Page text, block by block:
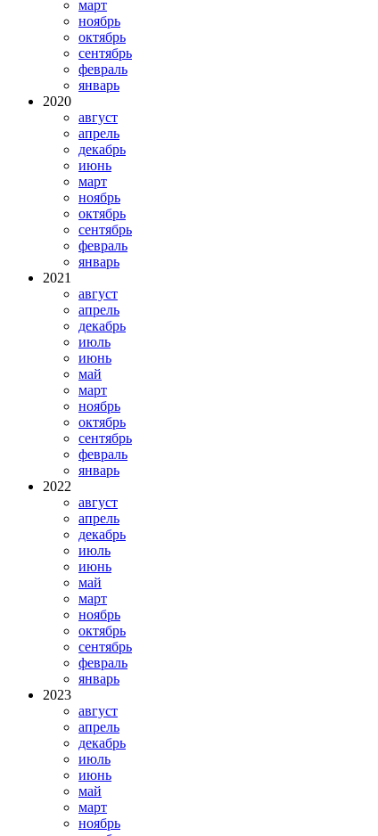
март
ноябрь
октябрь
сентябрь
февраль
январь
2020
август
апрель
декабрь
июнь
март
ноябрь
октябрь
сентябрь
февраль
январь
2021
август
апрель
декабрь
июль
июнь
май
март
ноябрь
октябрь
сентябрь
февраль
январь
2022
август
апрель
декабрь
июль
июнь
май
март
ноябрь
октябрь
сентябрь
февраль
январь
2023
август
апрель
декабрь
июль
июнь
май
март
ноябрь